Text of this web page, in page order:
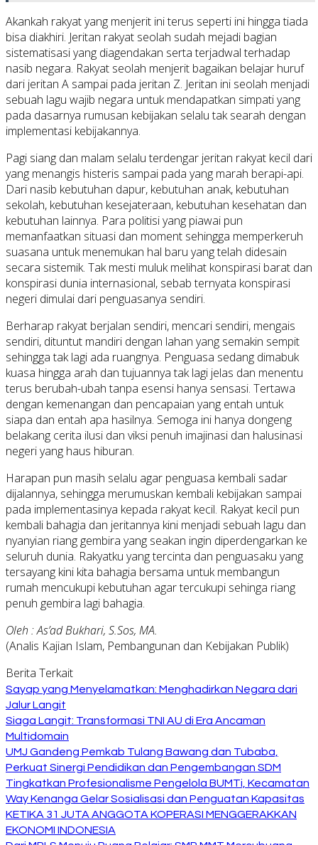
Akankah rakyat yang menjerit ini terus seperti ini hingga tiada
bisa diakhiri. Jeritan rakyat seolah sudah mejadi bagian
sistematisasi yang diagendakan serta terjadwal terhadap
nasib negara. Rakyat seolah menjerit bagaikan belajar huruf
dari jeritan A sampai pada jeritan Z. Jeritan ini seolah menjadi
sebuah lagu wajib negara untuk mendapatkan simpati yang
pada dasarnya rumusan kebijakan selalu tak searah dengan
implementasi kebijakannya.
Pagi siang dan malam selalu terdengar jeritan rakyat kecil dari
yang menangis histeris sampai pada yang marah berapi-api.
Dari nasib kebutuhan dapur, kebutuhan anak, kebutuhan
sekolah, kebutuhan kesejateraan, kebutuhan kesehatan dan
kebutuhan lainnya. Para politisi yang piawai pun
memanfaatkan situasi dan moment sehingga memperkeruh
suasana untuk menemukan hal baru yang telah didesain
secara sistemik. Tak mesti muluk melihat konspirasi barat dan
konspirasi dunia internasional, sebab ternyata konspirasi
negeri dimulai dari penguasanya sendiri.
Berharap rakyat berjalan sendiri, mencari sendiri, mengais
sendiri, dituntut mandiri dengan lahan yang semakin sempit
sehingga tak lagi ada ruangnya. Penguasa sedang dimabuk
kuasa hingga arah dan tujuannya tak lagi jelas dan menentu
terus berubah-ubah tanpa esensi hanya sensasi. Tertawa
dengan kemenangan dan pencapaian yang entah untuk
siapa dan entah apa hasilnya. Semoga ini hanya dongeng
belakang cerita ilusi dan viksi penuh imajinasi dan halusinasi
negeri yang haus hiburan.
Harapan pun masih selalu agar penguasa kembali sadar
dijalannya, sehingga merumuskan kembali kebijakan sampai
pada implementasinya kepada rakyat kecil. Rakyat kecil pun
kembali bahagia dan jeritannya kini menjadi sebuah lagu dan
nyanyian riang gembira yang seakan ingin diperdengarkan ke
seluruh dunia. Rakyatku yang tercinta dan penguasaku yang
tersayang kini kita bahagia bersama untuk membangun
rumah mencukupi kebutuhan agar tercukupi sehinga riang
penuh gembira lagi bahagia.
Oleh : As’ad Bukhari, S.Sos, MA.
(Analis Kajian Islam, Pembangunan dan Kebijakan Publik)
Berita Terkait
Sayap yang Menyelamatkan: Menghadirkan Negara dari
Jalur Langit
Siaga Langit: Transformasi TNI AU di Era Ancaman
Multidomain
UMJ Gandeng Pemkab Tulang Bawang dan Tubaba,
Perkuat Sinergi Pendidikan dan Pengembangan SDM
Tingkatkan Profesionalisme Pengelola BUMTi, Kecamatan
Way Kenanga Gelar Sosialisasi dan Penguatan Kapasitas
KETIKA 31 JUTA ANGGOTA KOPERASI MENGGERAKKAN
EKONOMI INDONESIA